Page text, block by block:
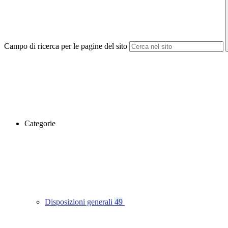
Campo di ricerca per le pagine del sito
Categorie
Disposizioni generali 49